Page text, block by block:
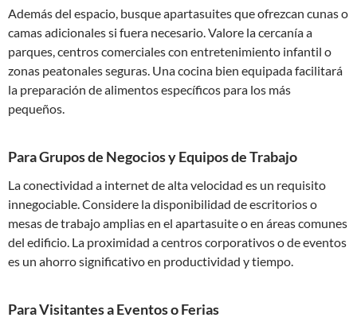
Además del espacio, busque apartasuites que ofrezcan cunas o
camas adicionales si fuera necesario. Valore la cercanía a
parques, centros comerciales con entretenimiento infantil o
zonas peatonales seguras. Una cocina bien equipada facilitará
la preparación de alimentos específicos para los más
pequeños.
Para Grupos de Negocios y Equipos de Trabajo
La conectividad a internet de alta velocidad es un requisito
innegociable. Considere la disponibilidad de escritorios o
mesas de trabajo amplias en el apartasuite o en áreas comunes
del edificio. La proximidad a centros corporativos o de eventos
es un ahorro significativo en productividad y tiempo.
Para Visitantes a Eventos o Ferias